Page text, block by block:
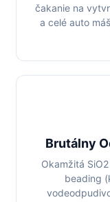
čakanie na
a celé auto
Brutálny
Okamžitá
beading